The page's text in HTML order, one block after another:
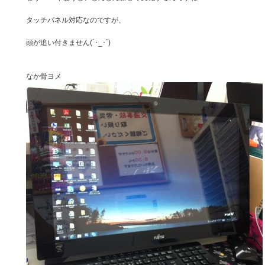
タッチパネル対応なのですが、
頭が追い付きません(´･_･`)
なか骨ヨメ